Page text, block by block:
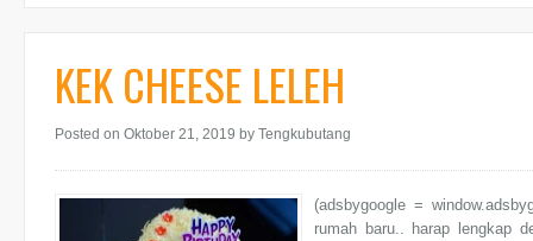
KEK CHEESE LELEH
Posted on Oktober 21, 2019 by Tengkubutang
(adsbygoogle =
rumah baru.. harap lengkap